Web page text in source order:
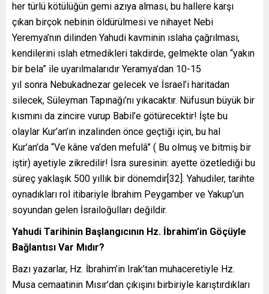
her türlü kötülüğün gemi azıya alması, bu hallere karşı
çıkan birçok nebinin öldürülmesi ve nihayet Nebi
Yeremya’nın dilinden Yahudi kavminin ıslaha çağrılması,
kendilerini ıslah etmedikleri takdirde, gelmekte olan “yakın
bir bela” ile uyarılmalarıdır Yeramya’dan 10-15
yıl sonra Nebukadnezar gelecek ve İsrael’i haritadan
silecek, Süleyman Tapınağı’nı yıkacaktır. Nüfusun büyük bir
kısmını da zincire vurup Babil’e götürecektir! İşte bu
olaylar Kur’an’ın inzalinden önce geçtiği için, bu hal
Kur’an’da “Ve kâne va’den mefulâ” ( Bu olmuş ve bitmiş bir
iştir) ayetiyle zikredilir! İsra suresinin: ayette özetlediği bu
süreç yaklaşık 500 yıllık bir dönemdir[32]. Yahudiler, tarihte
oynadıkları rol itibariyle İbrahim Peygamber ve Yakup’un
soyundan gelen İsrailoğulları değildir.
Yahudi Tarihinin Başlangıcının Hz. İbrahim’in Göçüyle
Bağlantısı Var Mıdır?
Bazı yazarlar, Hz. İbrahim’in Irak’tan muhaceretiyle Hz.
Musa cemaatinin Mı­sır’dan çıkışını birbiriyle karıştırdıkları